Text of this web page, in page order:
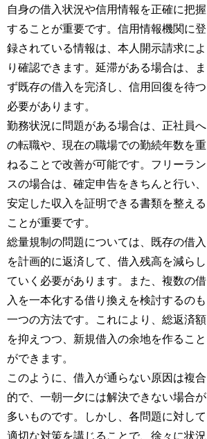
自身の借入状況や信用情報を正確に把握
することが重要です。信用情報機関に登
録されている情報は、本人開示請求によ
り確認できます。延滞がある場合は、ま
ず既存の借入を完済し、信用回復を待つ
必要があります。
勤務状況に問題がある場合は、正社員へ
の転職や、現在の職場での勤続年数を重
ねることで改善が可能です。フリーラン
スの場合は、確定申告をきちんと行い、
安定した収入を証明できる書類を整える
ことが重要です。
総量規制の問題については、既存の借入
を計画的に返済して、借入残高を減らし
ていく必要があります。また、複数の借
入を一本化する借り換えを検討するのも
一つの方法です。これにより、総返済額
を抑えつつ、新規借入の余地を作ること
ができます。
このように、借入が通らない原因は複合
的で、一朝一夕には解決できない場合が
多いものです。しかし、各問題に対して
適切な対策を講じることで、徐々に状況